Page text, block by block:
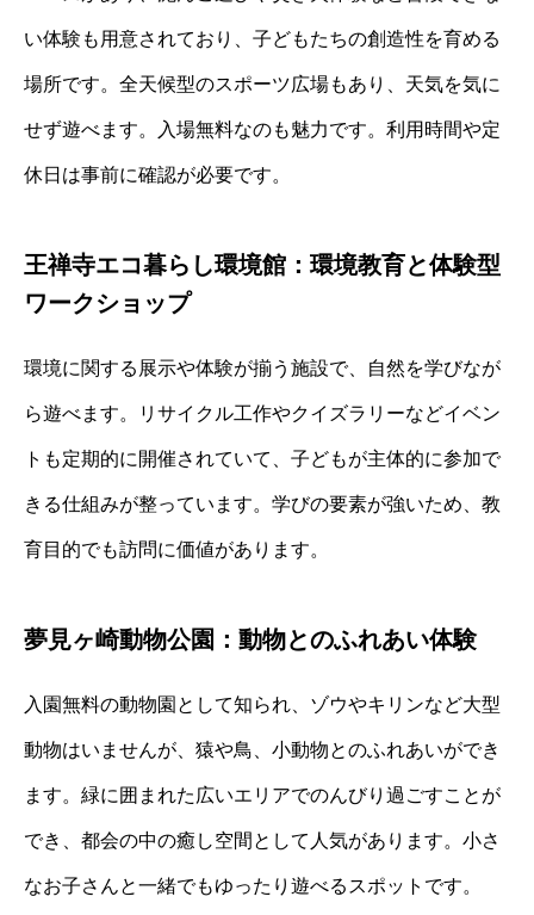
い体験も用意されており、子どもたちの創造性を育める
場所です。全天候型のスポーツ広場もあり、天気を気に
せず遊べます。入場無料なのも魅力です。利用時間や定
休日は事前に確認が必要です。
王禅寺エコ暮らし環境館：環境教育と体験型
ワークショップ
環境に関する展示や体験が揃う施設で、自然を学びなが
ら遊べます。リサイクル工作やクイズラリーなどイベン
トも定期的に開催されていて、子どもが主体的に参加で
きる仕組みが整っています。学びの要素が強いため、教
育目的でも訪問に価値があります。
夢見ヶ崎動物公園：動物とのふれあい体験
入園無料の動物園として知られ、ゾウやキリンなど大型
動物はいませんが、猿や鳥、小動物とのふれあいができ
ます。緑に囲まれた広いエリアでのんびり過ごすことが
でき、都会の中の癒し空間として人気があります。小さ
なお子さんと一緒でもゆったり遊べるスポットです。